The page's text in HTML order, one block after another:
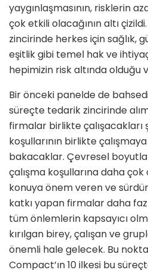
yaygınlaşmasının, risklerin
çok etkili olacağının altı
zincirinde herkes için sağlık,
eşitlik gibi temel hak ve
hepimizin risk altında olduğu
Bir önceki panelde de
süreçte tedarik zincirinde
firmalar birlikte çalışacakları
koşullarının birlikte
bakacaklar. Çevresel
çalışma koşullarına daha
konuya önem veren ve
katkı yapan firmalar daha
tüm önlemlerin kapsayıcı
kırılgan birey, çalışan ve
önemli hale gelecek. Bu
Compact’ın 10 ilkesi bu